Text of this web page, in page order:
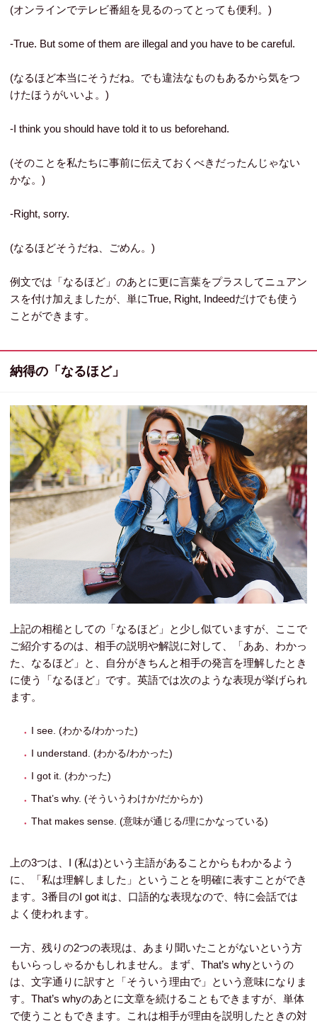
(オンラインでテレビ番組を見るのってとっても便利。)
-True. But some of them are illegal and you have to be careful.
(なるほど本当にそうだね。でも違法なものもあるから気をつ
けたほうがいいよ。)
-I think you should have told it to us beforehand.
(そのことを私たちに事前に伝えておくべきだったんじゃない
かな。)
-Right, sorry.
(なるほどそうだね、ごめん。)
例文では「なるほど」のあとに更に言葉をプラスしてニュアン
スを付け加えましたが、単にTrue, Right, Indeedだけでも使う
ことができます。
納得の「なるほど」
上記の相槌としての「なるほど」と少し似ていますが、ここで
ご紹介するのは、相手の説明や解説に対して、「ああ、わかっ
た、なるほど」と、自分がきちんと相手の発言を理解したとき
に使う「なるほど」です。英語では次のような表現が挙げられ
ます。
I see. (わかる/わかった)
I understand. (わかる/わかった)
I got it. (わかった)
That’s why. (そういうわけか/だからか)
That makes sense. (意味が通じる/理にかなっている)
上の3つは、I (私は)という主語があることからもわかるよう
に、「私は理解しました」ということを明確に表すことができ
ます。3番目のI got itは、口語的な表現なので、特に会話では
よく使われます。
一方、残りの2つの表現は、あまり聞いたことがないという方
もいらっしゃるかもしれません。まず、That’s whyというの
は、文字通りに訳すと「そういう理由で」という意味になりま
す。That’s whyのあとに文章を続けることもできますが、単体
で使うこともできます。これは相手が理由を説明したときの対